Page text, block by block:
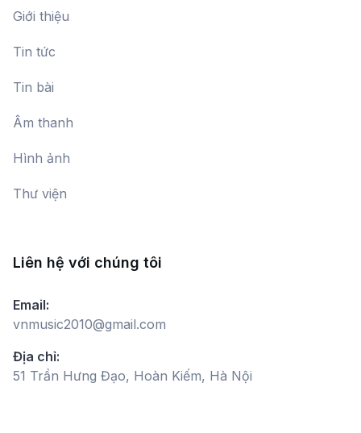
Giới thiệu
Tin tức
Tin bài
Âm thanh
Hình ảnh
Thư viện
Liên hệ với chúng tôi
Email:
vnmusic2010@gmail.com
Địa chỉ:
51 Trần Hưng Đạo, Hoàn Kiếm, Hà Nội